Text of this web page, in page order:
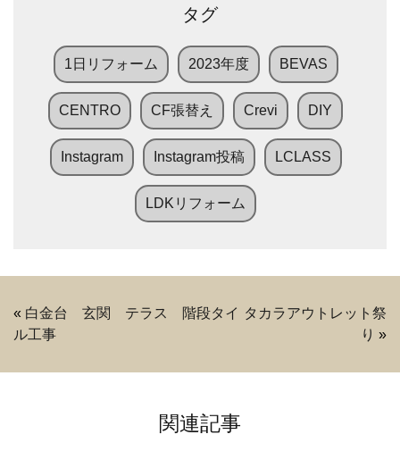
タグ
1日リフォーム 2023年度 BEVAS
CENTRO CF張替え Crevi DIY
Instagram Instagram投稿 LCLASS
LDKリフォーム
« 白金台 玄関 テラス 階段タイ
ル工事
タカラアウトレット祭
り »
関連記事